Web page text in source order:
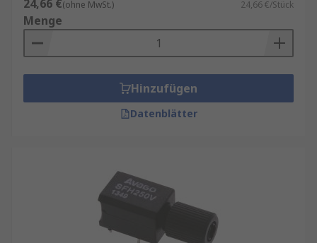
24,66 €(ohne MwSt.) 24,66 €/Stück
Menge
Hinzufügen
Datenblätter